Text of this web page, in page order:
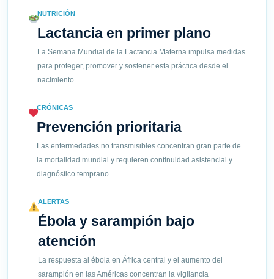
NUTRICIÓN
Lactancia en primer plano
La Semana Mundial de la Lactancia Materna impulsa medidas
para proteger, promover y sostener esta práctica desde el
nacimiento.
CRÓNICAS
Prevención prioritaria
Las enfermedades no transmisibles concentran gran parte de
la mortalidad mundial y requieren continuidad asistencial y
diagnóstico temprano.
ALERTAS
Ébola y sarampión bajo
atención
La respuesta al ébola en África central y el aumento del
sarampión en las Américas concentran la vigilancia